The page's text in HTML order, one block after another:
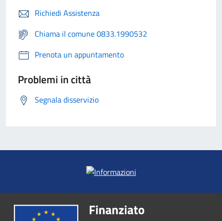
Richiedi Assistenza
Chiama il comune 0833.1990532
Prenota un appuntamento
Problemi in città
Segnala disservizio